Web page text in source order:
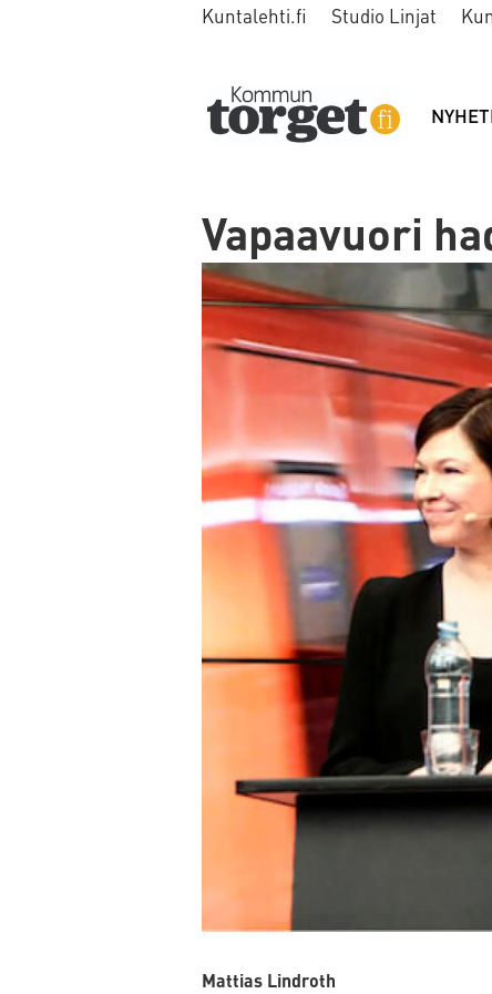
Kuntalehti.fi Studio Linjat
Vapaavuori
Mattias Lindroth